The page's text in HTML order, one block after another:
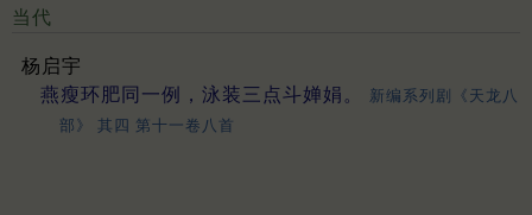
当代
杨启宇
燕瘦环肥同一例，泳装三点斗婵娟。
新编系列剧《天龙八
部》 其四 第十一卷八首